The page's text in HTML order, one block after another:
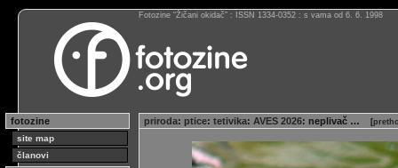
Fotozine “Žičani okidač” : ISSN 1334-0352 : s vama od 6. 6. 1998
fotozine
site map
članovi
priroda: ptice: tetivika: AVES 2026: neplivač … [